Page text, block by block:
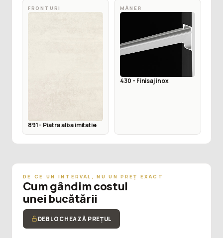
FRONTURI
891 - Piatra alba imitatie
MÂNER
430 - Finisaj inox
DE CE UN INTERVAL, NU UN PREȚ EXACT
Cum gândim costul
unei bucătării
DEBLOCHEAZĂ PREȚUL